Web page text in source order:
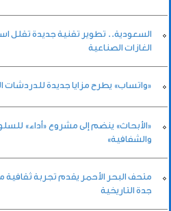
السعودية.. تطوير تقنية جديدة تقلل
الغازات الصناعية
«واتساب» يطرح مزايا جديدة للدردشات
«الأبحاث» ينضم إلى مشروع «أداء»
والشفافية»
متحف البحر الأحمر يقدم تجربة ثقافية
جدة التاريخية